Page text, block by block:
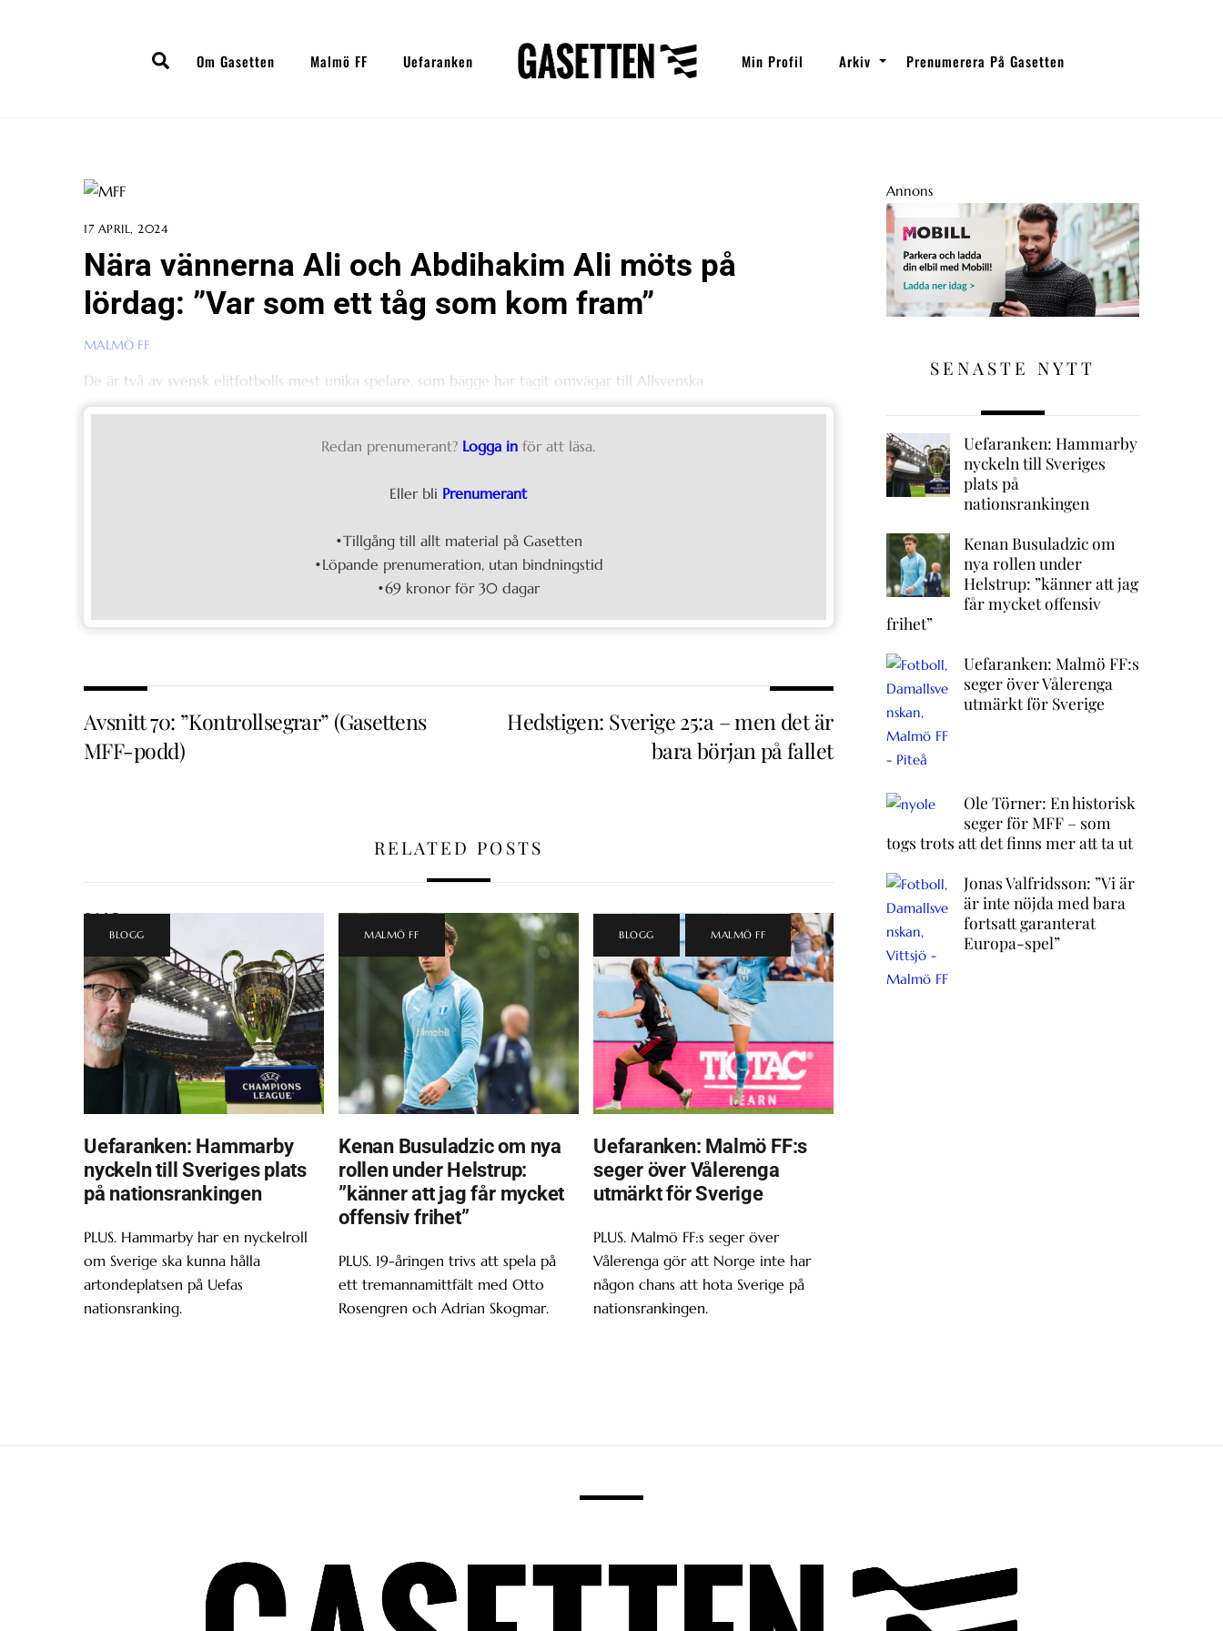
SearchOm Gasetten Malmö FF Uefaranken Min Profil Arkiv Prenumerera På Gasetten
17 APRIL, 2024
Nära vännerna Ali och Abdihakim Ali möts på
lördag: ”Var som ett tåg som kom fram”
MALMÖ FF
De är två av svensk elitfotbolls mest unika spelare, som bägge har tagit omvägar till Allsvenska
Redan prenumerant? Logga in för att läsa.
Eller bli Prenumerant
•Tillgång till allt material på Gasetten
•Löpande prenumeration, utan bindningstid
•69 kronor för 30 dagar
Avsnitt 70: ”Kontrollsegrar” (Gasettens
MFF-podd)
Hedstigen: Sverige 25:a – men det är
bara början på fallet
RELATED POSTS
BLOGG
Uefaranken: Hammarby
nyckeln till Sveriges plats
på nationsrankingen
PLUS. Hammarby har en nyckelroll
om Sverige ska kunna hålla
artondeplatsen på Uefas
nationsranking.
MALMÖ FF
Kenan Busuladzic om nya
rollen under Helstrup:
”känner att jag får mycket
offensiv frihet”
PLUS. 19-åringen trivs att spela på
ett tremannamittfält med Otto
Rosengren och Adrian Skogmar.
BLOGG MALMÖ FF
Uefaranken: Malmö FF:s
seger över Vålerenga
utmärkt för Sverige
PLUS. Malmö FF:s seger över
Vålerenga gör att Norge inte har
någon chans att hota Sverige på
nationsrankingen.
Annons
SENASTE NYTT
Uefaranken: Hammarby
nyckeln till Sveriges
plats på
nationsrankingen
Kenan Busuladzic om
nya rollen under
Helstrup: ”känner att jag
får mycket offensiv
frihet”
Uefaranken: Malmö FF:s
seger över Vålerenga
utmärkt för Sverige
Ole Törner: En historisk
seger för MFF – som
togs trots att det finns mer att ta ut
Jonas Valfridsson: ”Vi är
är inte nöjda med bara
fortsatt garanterat
Europa-spel”